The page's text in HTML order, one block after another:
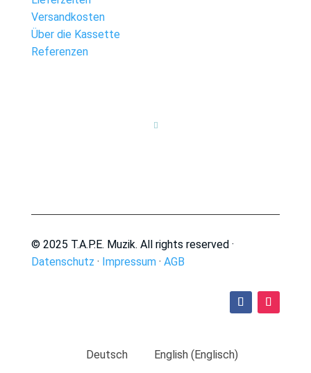
Versandkosten
Über die Kassette
Referenzen

© 2025 T.A.P.E. Muzik. All rights reserved ·
Datenschutz · Impressum· AGB
Deutsch English(Englisch)